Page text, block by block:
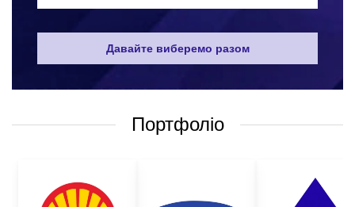
із поєднання латексу та нейлону. Такі вироби зносостійкі, міцні
та мають довгий експлуатаційний термін.
Також можна підібрати моделі, виготовлені з поліуретану,
нітрилу та ПВХ або з бавовни. Подібне покриття довгий час не
стирається, тому прослужить тривалий час, навіть при
систематичній надмірній експлуатації.
Рукавички робочі оптом у Києві:
Існує кілька видів виробів, що відрізняються між собою сферою
застосування та складом:
Давайте виберемо разом
Портфоліо